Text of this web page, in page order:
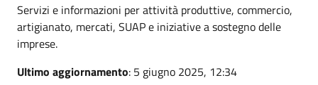
Servizi e informazioni per attività produttive, commercio,
artigianato, mercati, SUAP e iniziative a sostegno delle
imprese.
Ultimo aggiornamento: 5 giugno 2025, 12:34